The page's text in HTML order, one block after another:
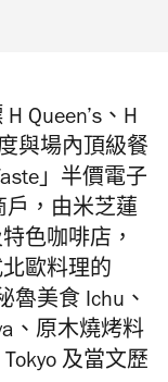
H Queen’s 、 H
與場內頂級餐
」 半價電子
戶 ，由米芝蓮
色咖啡店，
北歐料理的
魯美食 Ichu、
、原木燒烤料
及當文歷